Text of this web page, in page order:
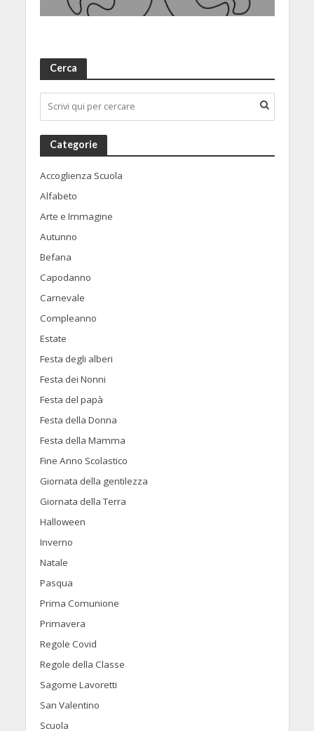
Cerca
Categorie
Accoglienza Scuola
Alfabeto
Arte e Immagine
Autunno
Befana
Capodanno
Carnevale
Compleanno
Estate
Festa degli alberi
Festa dei Nonni
Festa del papà
Festa della Donna
Festa della Mamma
Fine Anno Scolastico
Giornata della gentilezza
Giornata della Terra
Halloween
Inverno
Natale
Pasqua
Prima Comunione
Primavera
Regole Covid
Regole della Classe
Sagome Lavoretti
San Valentino
Scuola